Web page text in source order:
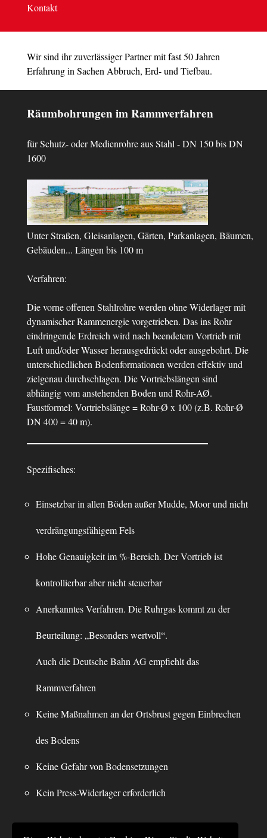
Kontakt
Wir sind ihr zuverlässiger Partner mit fast 50 Jahren
Erfahrung in Sachen Abbruch, Erd- und Tiefbau.
Räumbohrungen im Rammverfahren
für Schutz- oder Medienrohre aus Stahl - DN 150 bis DN
1600
Unter Straßen, Gleisanlagen, Gärten, Parkanlagen, Bäumen,
Gebäuden... Längen bis 100 m
Verfahren:
Die vorne offenen Stahlrohre werden ohne Widerlager mit
dynamischer Rammenergie vorgetrieben. Das ins Rohr
eindringende Erdreich wird nach beendetem Vortrieb mit
Luft und/oder Wasser herausgedrückt oder ausgebohrt. Die
unterschiedlichen Bodenformationen werden effektiv und
zielgenau durchschlagen. Die Vortriebslängen sind
abhängig vom anstehenden Boden und Rohr-AØ.
Faustformel: Vortriebslänge = Rohr-Ø x 100 (z.B. Rohr-Ø
DN 400 = 40 m).
Spezifisches:
Einsetzbar in allen Böden außer Mudde, Moor und nicht
verdrängungsfähigem Fels
Hohe Genauigkeit im %-Bereich. Der Vortrieb ist
kontrollierbar aber nicht steuerbar
Anerkanntes Verfahren. Die Ruhrgas kommt zu der
Beurteilung: „Besonders wertvoll“.
Auch die Deutsche Bahn AG empfiehlt das
Rammverfahren
Keine Maßnahmen an der Ortsbrust gegen Einbrechen
des Bodens
Keine Gefahr von Bodensetzungen
Kein Press-Widerlager erforderlich